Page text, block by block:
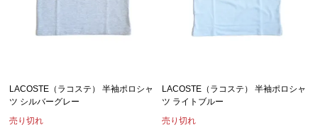
LACOSTE（ラコステ） 半袖ポロシャ
ツ シルバーグレー
売り切れ
LACOSTE（ラコステ） 半袖ポロシャ
ツ ライトブルー
売り切れ